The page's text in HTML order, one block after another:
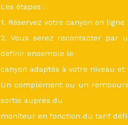
Les étapes :
1. Réservez votre canyon en ligne
2. Vous serez recontacter par
définir ensemble le
canyon adaptés à votre niveau et
Un complément ou un
sortie auprès du
moniteur en fonction du tarif